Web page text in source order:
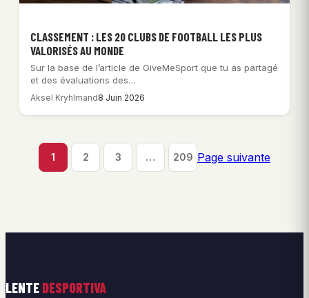
CLASSEMENT : LES 20 CLUBS DE FOOTBALL LES PLUS
VALORISÉS AU MONDE
Sur la base de l’article de GiveMeSport que tu as partagé
et des évaluations des…
Aksel Kryhlmand8 Juin 2026
1 2 3 … 209 Page suivante
LENTE DESPORTIVA